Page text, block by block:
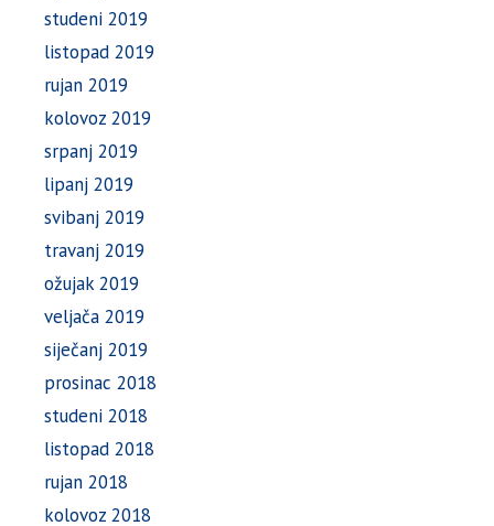
studeni 2019
listopad 2019
rujan 2019
kolovoz 2019
srpanj 2019
lipanj 2019
svibanj 2019
travanj 2019
ožujak 2019
veljača 2019
siječanj 2019
prosinac 2018
studeni 2018
listopad 2018
rujan 2018
kolovoz 2018